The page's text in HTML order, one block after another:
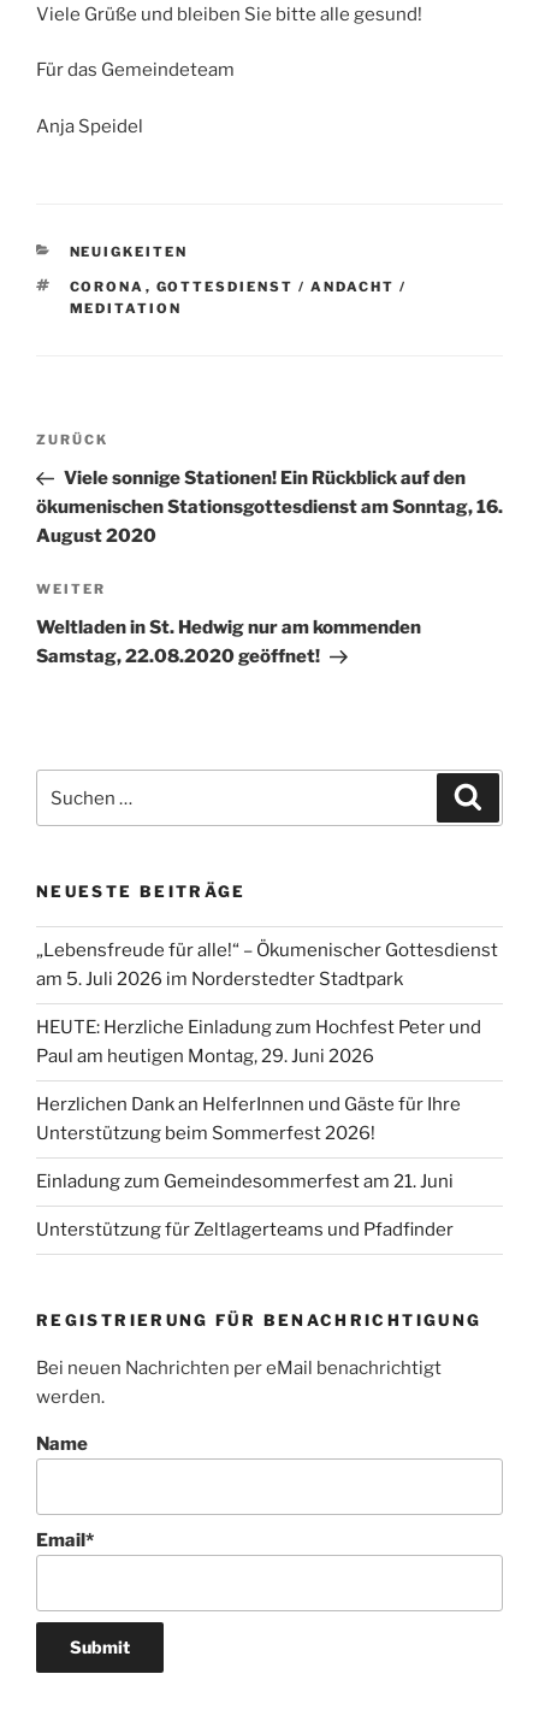
Viele Grüße und bleiben Sie bitte alle gesund!
Für das Gemeindeteam
Anja Speidel
KATEGORIEN
NEUIGKEITEN
SCHLAGWÖRTER
CORONA , GOTTESDIENST / ANDACHT /
MEDITATION
Beitragsnavigation
Vorheriger
Beitrag
ZURÜCK
Viele sonnige Stationen! Ein Rückblick auf den
ökumenischen Stationsgottesdienst am Sonntag, 16.
August 2020
Nächster
Beitrag
WEITER
Weltladen in St. Hedwig nur am kommenden
Samstag, 22.08.2020 geöffnet!
nach:
NEUESTE BEITRÄGE
„Lebensfreude für alle!“ – Ökumenischer Gottesdienst
am 5. Juli 2026 im Norderstedter Stadtpark
HEUTE: Herzliche Einladung zum Hochfest Peter und
Paul am heutigen Montag, 29. Juni 2026
Herzlichen Dank an HelferInnen und Gäste für Ihre
Unterstützung beim Sommerfest 2026!
Einladung zum Gemeindesommerfest am 21. Juni
Unterstützung für Zeltlagerteams und Pfadfinder
REGISTRIERUNG FÜR BENACHRICHTIGUNG
Bei neuen Nachrichten per eMail benachrichtigt
werden.
Name
Email*